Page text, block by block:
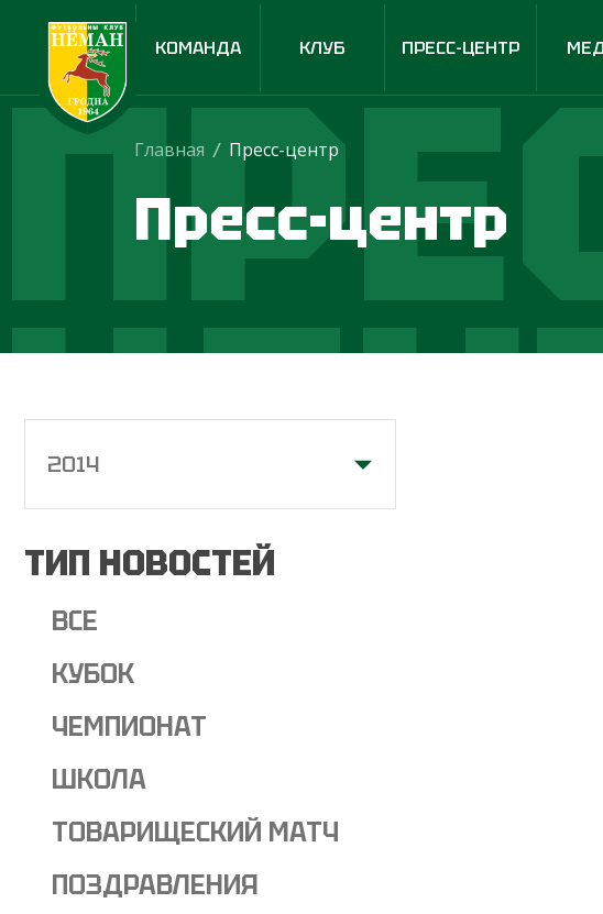
КОМАНДА КЛУБ ПРЕСС-ЦЕНТР
Главная / Пресс-центр
Пресс-центр
2014
ТИП НОВОСТЕЙ
ВСЕ
КУБОК
ЧЕМПИОНАТ
ШКОЛА
ТОВАРИЩЕСКИЙ МАТЧ
ПОЗДРАВЛЕНИЯ